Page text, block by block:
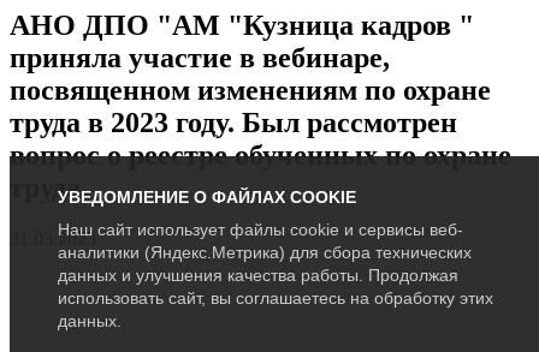
АНО ДПО "АМ "Кузница кадров "
приняла участие в вебинаре,
посвященном изменениям по охране
труда в 2023 году. Был рассмотрен
вопрос о реестре обученных по охране
труда.
31.03.2023
УВЕДОМЛЕНИЕ О ФАЙЛАХ COOKIE
Наш сайт использует файлы cookie и сервисы веб-
аналитики (Яндекс.Метрика) для сбора технических
данных и улучшения качества работы. Продолжая
использовать сайт, вы соглашаетесь на обработку этих
данных.